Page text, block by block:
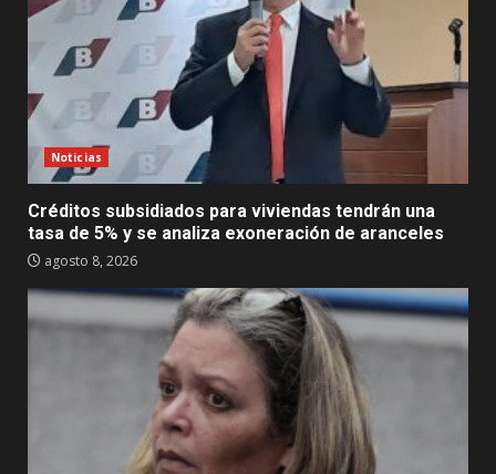
Noticias
Créditos subsidiados para viviendas tendrán una
tasa de 5% y se analiza exoneración de aranceles
agosto 8, 2026